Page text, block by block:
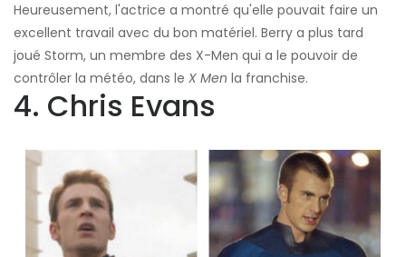
Heureusement, l'actrice a montré qu'elle pouvait faire un
excellent travail avec du bon matériel. Berry a plus tard
joué Storm, un membre des X-Men qui a le pouvoir de
contrôler la météo, dans le X Men la franchise.
4. Chris Evans